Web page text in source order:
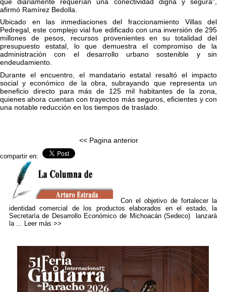
afirmó Ramírez Bedolla.
Ubicado en las inmediaciones del fraccionamiento Villas del
Pedregal, este complejo vial fue edificado con una inversión de 295
millones de pesos, recursos provenientes en su totalidad del
presupuesto estatal, lo que demuestra el compromiso de la
administración con el desarrollo urbano sostenible y sin
endeudamiento.
Durante el encuentro, el mandatario estatal resaltó el impacto
social y económico de la obra, subrayando que representa un
beneficio directo para más de 125 mil habitantes de la zona,
quienes ahora cuentan con trayectos más seguros, eficientes y con
una notable reducción en los tiempos de traslado.
<< Pagina anterior
compartir en:
Con el objetivo de fortalecer la
identidad comercial de los productos elaborados en el estado, la
Secretaría de Desarrollo Económico de Michoacán (Sedeco) lanzará
la ... Leer más >>